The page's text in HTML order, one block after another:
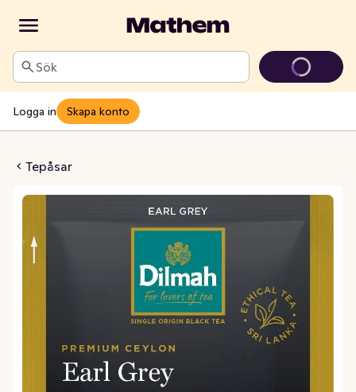
Sök
Logga in Skapa konto
Tepåsar
Earl Grey